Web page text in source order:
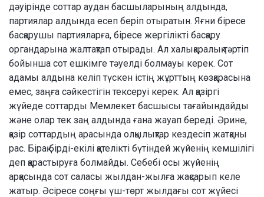
дәуірінде сот­тар аудан басшыларының алдында,
партиялар алдында есеп беріп отыратын. Яғни біресе
басқарушы партияларға, біресе жергілікті бас­қару
органдарына жалтақтап оты­ра­ды. Ал халықаралық тәртіп
бо­йынша сот ешкімге тәуелді бол­мауы керек. Сот
адамы алдына келіп түс­кен істің жұрттың көзқарасына
емес, заңға сәйкестігін тексеруі керек. Ал қазіргі
жүйеде соттарды Мемлекет басшысы тағайындайды
және олар тек заң алдында ғана жауап береді. Әрине,
қазір сот­тардың арасында олқылық­тар кездесіп жатқаны
рас. Бірақ бірді-екілі қателікті бүтіндей жүйенің кемшілігі
деп қарастыруға болмайды. Себебі осы жүйенің
арқасында сот саласы жылдан-жылға жақсарып келе
жатыр. Әсіресе соңғы үш-төрт жылдағы сот жүйесі